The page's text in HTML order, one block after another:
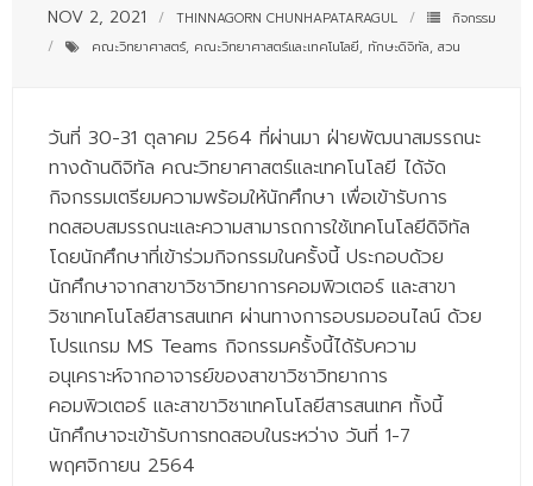
- - วิทยาการคอมพิวเตอร์
- - อาชีวอนามัยและความปลอดภัย
- - อนามัยสิ่งแวดล้อมและสาธารณภัย
- - วิทยาศาสตร์การแพทย์
- - ความมั่นคงปลอดภัยไซเบอร์
- ศึกษาศาสตรบัณฑิต
- - วิทยาศาสตร์ทั่วไป
- เทคโนโลยีบัณฑิต
NOV 2, 2021 THINNAGORN CHUNHAPATARAGUL
กิจกรรม
คณะวิทยาศาสตร์, คณะวิทยาศาสตร์และเทคโนโลยี, ทักษะดิจิทัล, สวน
วันที่ 30-31 ตุลาคม 2564 ที่ผ่านมา ฝ่ายพัฒนาสมรรถนะ
ทางด้านดิจิทัล คณะวิทยาศาสตร์และเทคโนโลยี ได้จัด
กิจกรรมเตรียมความพร้อมให้นักศึกษา เพื่อเข้ารับการ
ทดสอบสมรรถนะและความสามารถการใช้เทคโนโลยีดิจิทัล
โดยนักศึกษาที่เข้าร่วมกิจกรรมในครั้งนี้ ประกอบด้วย
นักศึกษาจากสาขาวิชาวิทยาการคอมพิวเตอร์ และสาขา
วิชาเทคโนโลยีสารสนเทศ ผ่านทางการอบรมออนไลน์ ด้วย
โปรแกรม MS Teams กิจกรรมครั้งนี้ได้รับความ
อนุเคราะห์จากอาจารย์ของสาขาวิชาวิทยาการ
คอมพิวเตอร์ และสาขาวิชาเทคโนโลยีสารสนเทศ ทั้งนี้
นักศึกษาจะเข้ารับการทดสอบในระหว่าง วันที่ 1-7
พฤศจิกายน 2564